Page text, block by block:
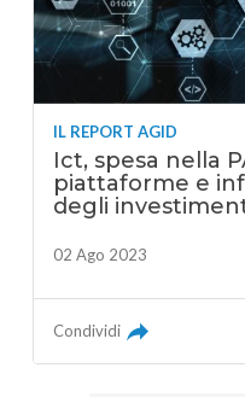
IL REPORT AGID
Ict, spesa nella
piattaforme e
degli
02 Ago 2023
Condividi